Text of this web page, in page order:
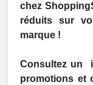
chez
réduits sur
marque !
Consultez un
promotions et